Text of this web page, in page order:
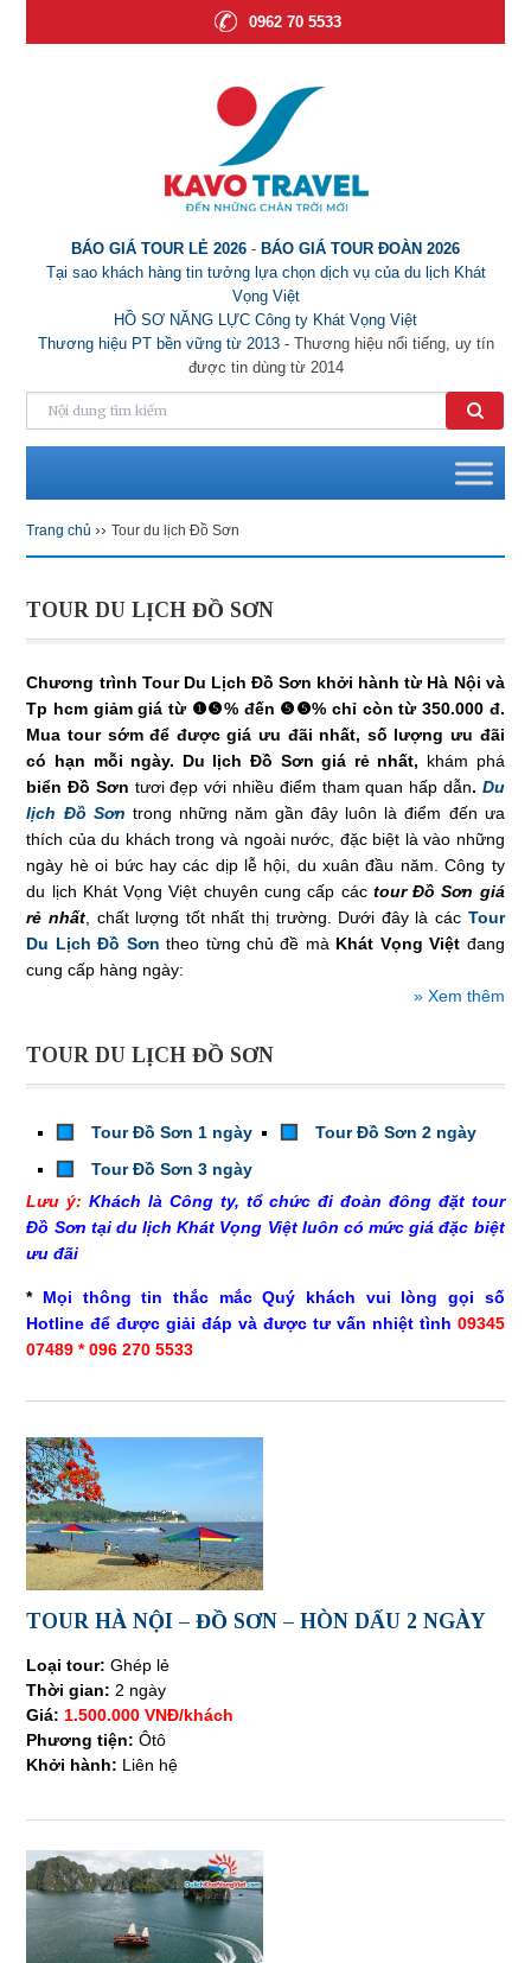
0962 70 5533
BÁO GIÁ TOUR LẺ 2026 - BÁO GIÁ TOUR ĐOÀN 2026
Tại sao khách hàng tin tưởng lựa chọn dịch vụ của du lịch Khát
Vọng Việt
HỒ SƠ NĂNG LỰC Công ty Khát Vọng Việt
Thương hiệu PT bền vững từ 2013- Thương hiệu nổi tiếng, uy tín
được tin dùng từ 2014
Trang chủ ››Tour du lịch Đồ Sơn
TOUR DU LỊCH ĐỒ SƠN
Chương trình Tour Du Lịch Đồ Sơn khởi hành từ Hà Nội và
Tp hcm giảm giá từ ❶❺% đến ❺❺% chỉ còn từ 350.000 đ.
Mua tour sớm để được giá ưu đãi nhất, số lượng ưu đãi
có hạn mỗi ngày. Du lịch Đồ Sơn giá rẻ nhất, khám phá
biển Đồ Sơn tươi đẹp với nhiều điểm tham quan hấp dẫn. Du
lịch Đồ Sơn trong những năm gần đây luôn là điểm đến ưa
thích của du khách trong và ngoài nước, đặc biệt là vào những
ngày hè oi bức hay các dịp lễ hội, du xuân đầu năm. Công ty
du lịch Khát Vọng Việt chuyên cung cấp các tour Đồ Sơn giá
rẻnhất , chất lượng tốt nhất thị trường. Dưới đây là các Tour
Du Lịch Đồ Sơn theo từng chủ đề mà Khát Vọng Việt đang
cung cấp hàng ngày:
» Xem thêm
TOUR DU LỊCH ĐỒ SƠN
Tour Đồ Sơn 1 ngày
Tour Đồ Sơn 2 ngày
Tour Đồ Sơn 3 ngày
Lưu ý: Khách là Công ty, tổ chức đi đoàn đông đặt tour
Đồ Sơn tại du lịch Khát Vọng Việt luôn có mức giá đặc biệt
ưu đãi
* Mọi thông tin thắc mắc Quý khách vui lòng gọi số
Hotline để được giải đáp và được tư vấn nhiệt tình 09345
07489 * 096 270 5533
TOUR HÀ NỘI – ĐỒ SƠN – HÒN DẤU 2 NGÀY
Loại tour:Ghép lẻ
Thời gian:2 ngày
Giá:1.500.000 VNĐ/khách
Phương tiện:Ôtô
Khởi hành: Liên hệ